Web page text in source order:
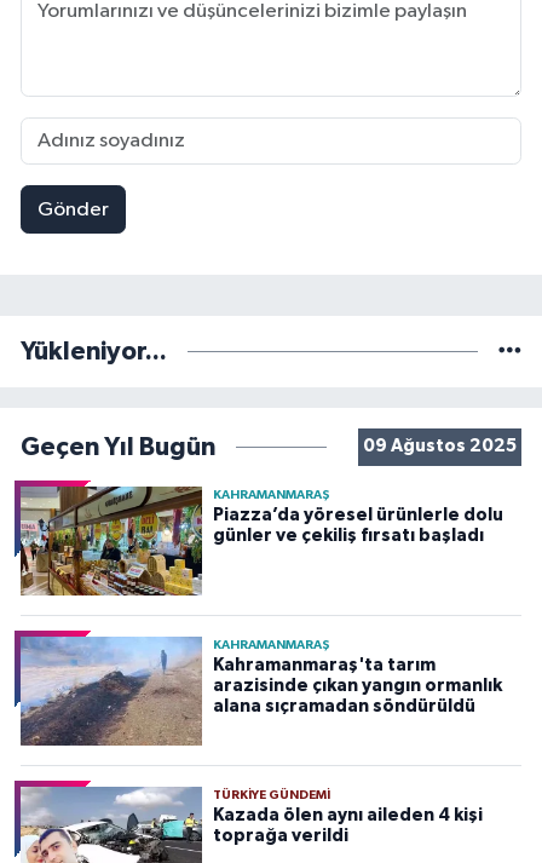
Gönder
Yükleniyor...
Geçen Yıl Bugün 09 Ağustos 2025
KAHRAMANMARAŞ
Piazza’da yöresel ürünlerle dolu
günler ve çekiliş fırsatı başladı
KAHRAMANMARAŞ
Kahramanmaraş'ta tarım
arazisinde çıkan yangın ormanlık
alana sıçramadan söndürüldü
TÜRKIYE GÜNDEMI
Kazada ölen aynı aileden 4 kişi
toprağa verildi